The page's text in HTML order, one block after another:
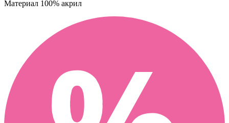
Материал 100% акрил